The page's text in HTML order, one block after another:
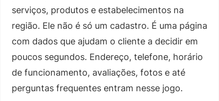
serviços, produtos e estabelecimentos na
região. Ele não é só um cadastro. É uma página
com dados que ajudam o cliente a decidir em
poucos segundos. Endereço, telefone, horário
de funcionamento, avaliações, fotos e até
perguntas frequentes entram nesse jogo.